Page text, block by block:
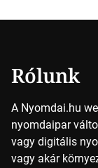
Rólunk
A Nyomdai.hu
nyomdaipar
vagy digitális
vagy akár